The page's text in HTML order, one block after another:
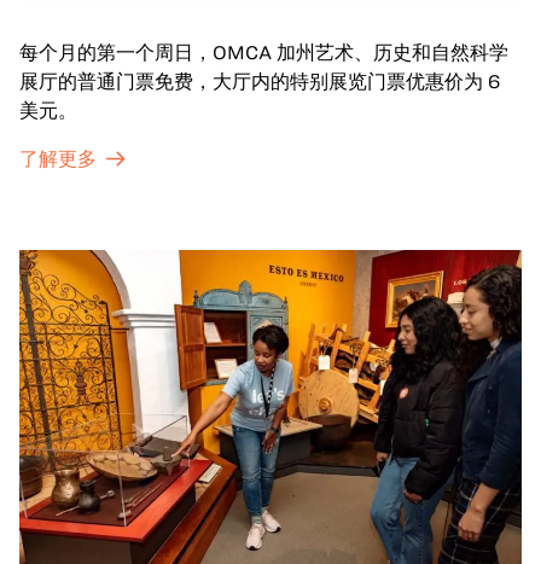
每个月的第一个周日，OMCA 加州艺术、历史和自然科学
展厅的普通门票免费，大厅内的特别展览门票优惠价为 6
美元。
了解更多